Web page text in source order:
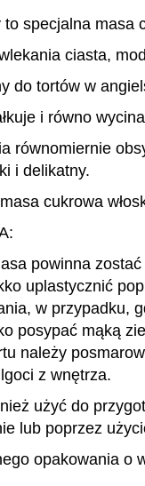
specjalna masa
ciasta,
do tortów w
i równo
równomiernie
i delikatny.
cukrowa
powinna
uplastycznić
w przypadku,
posypać mąką
należy
z wnętrza.
użyć do
lub poprzez
opakowania o